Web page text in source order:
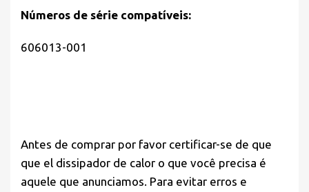
Números de série compatíveis:
606013-001
Antes de comprar por favor certificar-se de que
que el dissipador de calor o que você precisa é
aquele que anunciamos. Para evitar erros e